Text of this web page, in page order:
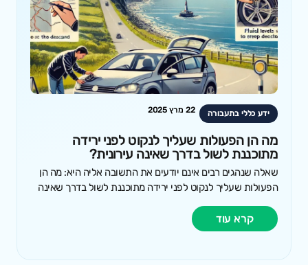
ידע כללי בתעבורה 22 מרץ 2025
מה הן הפעולות שעליך לנקוט לפני ירידה
מתוכננת לשול בדרך שאינה עירונית?
שאלה שנהגים רבים אינם יודעים את התשובה אליה היא: מה הן
הפעולות שעליך לנקוט לפני ירידה מתוכננת לשול בדרך שאינה
קרא עוד